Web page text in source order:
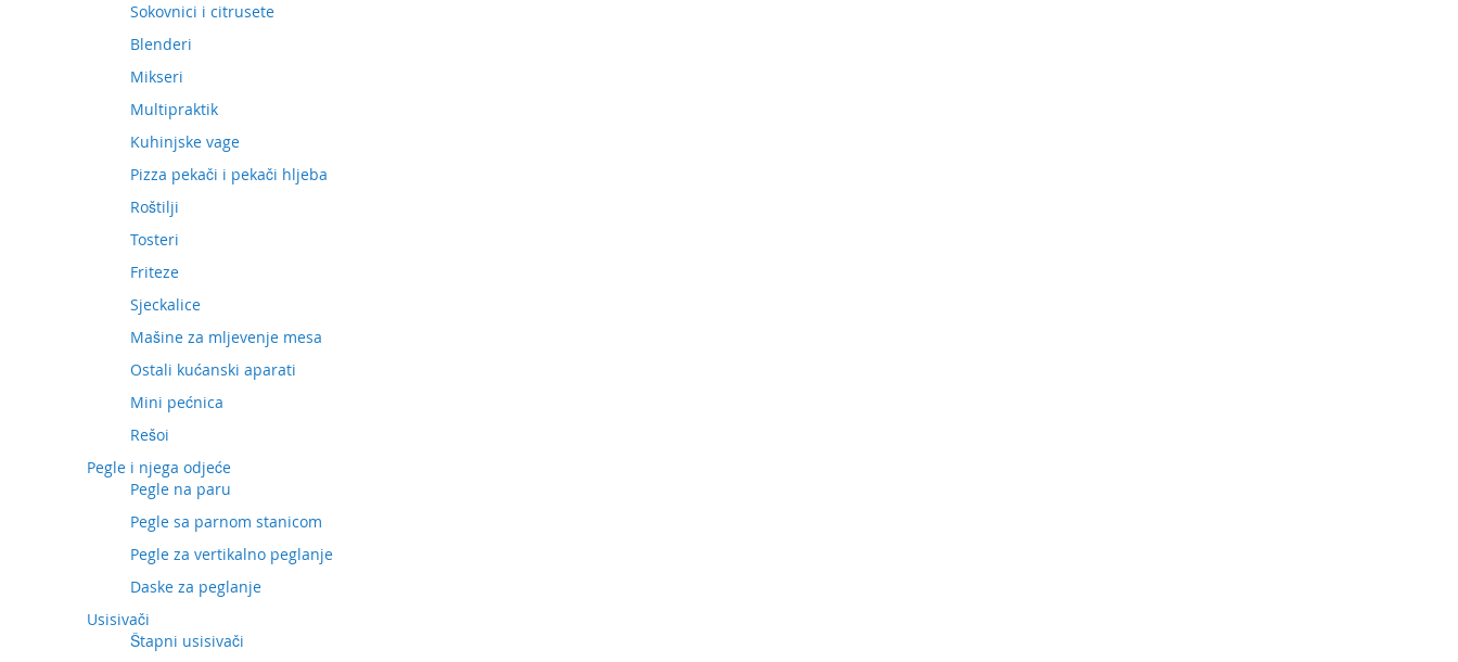
Sokovnici i citrusete
Blenderi
Mikseri
Multipraktik
Kuhinjske vage
Pizza pekači i pekači hljeba
Roštilji
Tosteri
Friteze
Sjeckalice
Mašine za mljevenje mesa
Ostali kućanski aparati
Mini pećnica
Rešoi
Pegle i njega odjeće
Pegle na paru
Pegle sa parnom stanicom
Pegle za vertikalno peglanje
Daske za peglanje
Usisivači
Štapni usisivači